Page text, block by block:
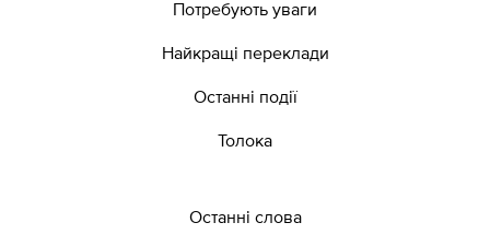
Потребують уваги
Найкращі переклади
Останні події
Толока
Останні слова